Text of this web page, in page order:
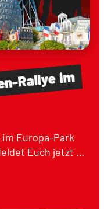
Rallyeim
Europa-Park
Euch jetzt …